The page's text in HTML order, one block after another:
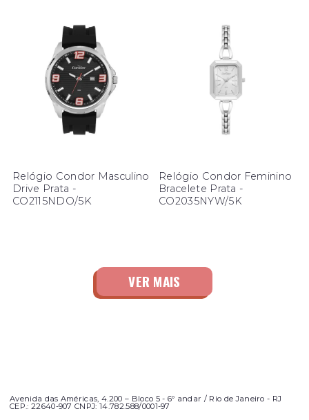
Relógio Condor Masculino
Drive Prata -
CO2115NDO/5K
Relógio Condor Feminino
Bracelete Prata -
CO2035NYW/5K
Avenida das Américas, 4.200 – Bloco 5 - 6º andar / Rio de Janeiro - RJ
CEP.: 22640-907 CNPJ: 14.782.588/0001-97